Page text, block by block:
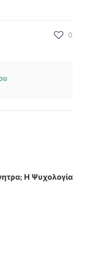
0
Η Ψυχολογία